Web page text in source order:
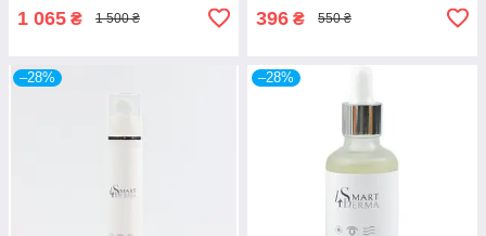
1 065 ₴ 1 500 ₴ 396 ₴ 550 ₴
–28% –28%